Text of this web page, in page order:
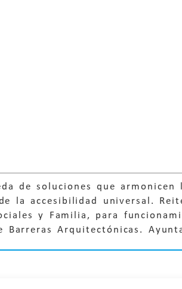
de soluciones que armonicen
la accesibilidad universal.
y Familia, para
Barreras Arquitectónicas.